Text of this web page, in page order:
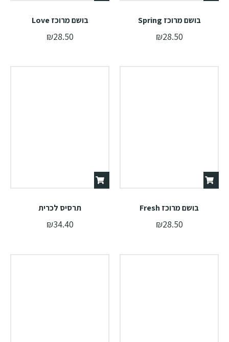
בושם מרוכז Spring
₪28.50
בושם מרוכז Love
₪28.50
בושם מרוכז Fresh
₪28.50
תרסיס לכרית
₪34.40